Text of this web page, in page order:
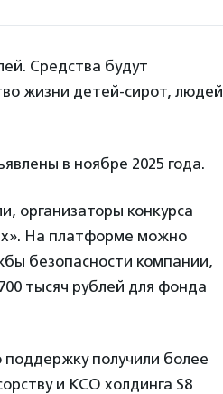
Средства будут
жизни детей-сирот, людей
в ноябре 2025 года.
организаторы конкурса
На платформе можно
безопасности компании,
тысяч рублей для фонда
поддержку получили более
и КСО холдинга S8